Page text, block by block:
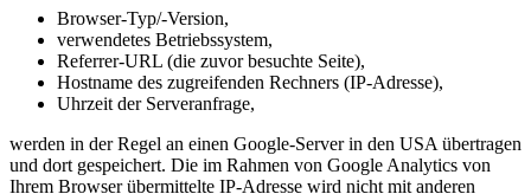
Browser-Typ/-Version,
verwendetes Betriebssystem,
Referrer-URL (die zuvor besuchte Seite),
Hostname des zugreifenden Rechners (IP-Adresse),
Uhrzeit der Serveranfrage,
werden in der Regel an einen Google-Server in den USA übertragen
und dort gespeichert. Die im Rahmen von Google Analytics von
Ihrem Browser übermittelte IP-Adresse wird nicht mit anderen